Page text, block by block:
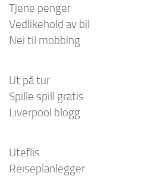
Tjene penger
Vedlikehold av bil
Nei til mobbing
Ut på tur
Spille spill gratis
Liverpool blogg
Uteflis
Reiseplanlegger